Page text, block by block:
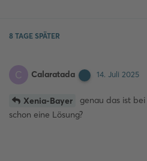
8 TAGE SPÄTER
C Calaratada 14. Juli 2025
Xenia-Bayer
genau das ist
schon eine Lösung?